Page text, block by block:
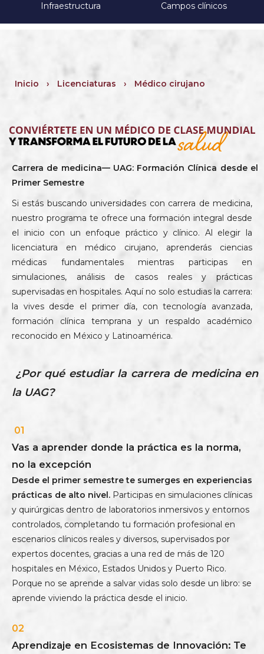
Infraestructura Campos clínicos
Inicio › Licenciaturas › Médico cirujano
Carrera de medicina— UAG: Formación Clínica desde el
Primer Semestre
Si estás buscando universidades con carrera de medicina,
nuestro programa te ofrece una formación integral desde
el inicio con un enfoque práctico y clínico. Al elegir la
licenciatura en médico cirujano, aprenderás ciencias
médicas fundamentales mientras participas en
simulaciones, análisis de casos reales y prácticas
supervisadas en hospitales. Aquí no solo estudias la carrera:
la vives desde el primer día, con tecnología avanzada,
formación clínica temprana y un respaldo académico
reconocido en México y Latinoamérica.
¿Por qué estudiar la carrera de medicina en
la UAG?
01
Vas a aprender donde la práctica es la norma,
no la excepción
Desde el primer semestre te sumerges en experiencias
prácticas de alto nivel. Participas en simulaciones clínicas
y quirúrgicas dentro de laboratorios inmersivos y entornos
controlados, completando tu formación profesional en
escenarios clínicos reales y diversos, supervisados por
expertos docentes, gracias a una red de más de 120
hospitales en México, Estados Unidos y Puerto Rico.
Porque no se aprende a salvar vidas solo desde un libro: se
aprende viviendo la práctica desde el inicio.
02
Aprendizaje en Ecosistemas de Innovación: Te